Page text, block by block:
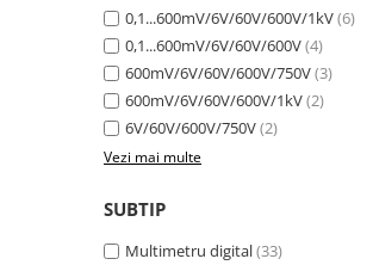
0,1...600mV/6V/60V/600V/1kV(6)
0,1...600mV/6V/60V/600V(4)
600mV/6V/60V/600V/750V(3)
600mV/6V/60V/600V/1kV(2)
6V/60V/600V/750V(2)
Vezi mai multe
SUBTIP
Multimetru digital(33)